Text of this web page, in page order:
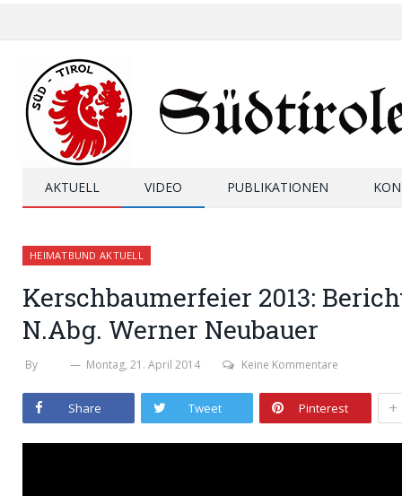
AKTUELL VIDEO PUBLIKATIONEN
HEIMATBUND AKTUELL
Kerschbaumerfeier 2013:
N.Abg. Werner Neubauer
By Montag, 21. April 2014 Keine Kommentare
Share Tweet Pinterest +